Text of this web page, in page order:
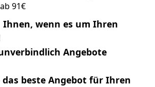
91€
Ihnen, wenn es um Ihren
Angebote
das beste Angebot für Ihren